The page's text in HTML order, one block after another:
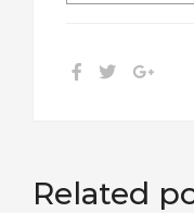
Related